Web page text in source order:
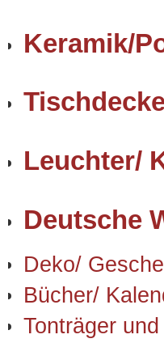
Keramik/
Leuchter/
Deutsche
Deko/
Bücher/
Tonträger